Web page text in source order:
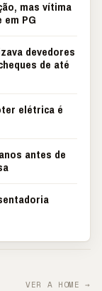
mas vítima
PG
devedores
de até
elétrica é
antes de
VER A HOME →